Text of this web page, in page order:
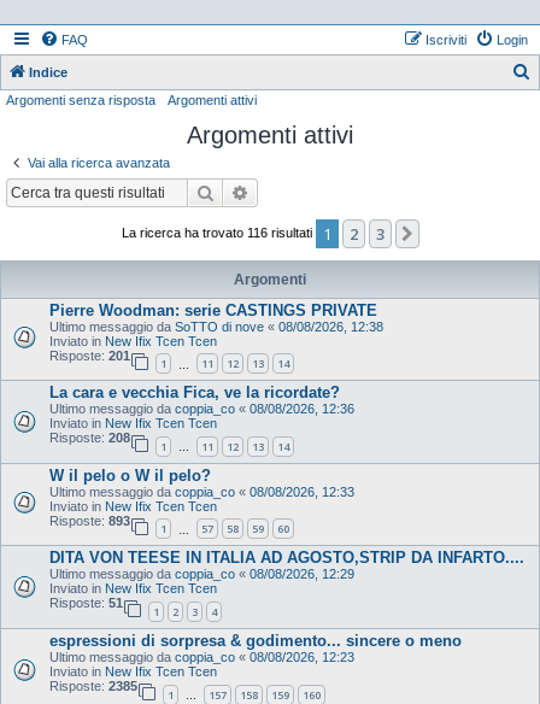
FAQ Login
Iscriviti
Indice
Argomenti senza risposta Argomenti attivi
Argomenti attivi
Vai alla ricerca avanzata
Cerca
La ricerca ha trovato 116 risultati 1 2 3
Argomenti
Pierre Woodman: serie CASTINGS PRIVATE
Ultimo messaggio da SoTTO di nove « 08/08/2026, 12:38
Inviato in New Ifix Tcen Tcen
Risposte: 201
1 11 12 13 14
La cara e vecchia Fica, ve la ricordate?
Ultimo messaggio da coppia_co « 08/08/2026, 12:36
Inviato in New Ifix Tcen Tcen
Risposte: 208
1 … 11 12 13 14
W il pelo o W il pelo?
Ultimo messaggio da coppia_co « 08/08/2026, 12:33
Inviato in New Ifix Tcen Tcen
Risposte: 893
1 57 58 59 60
DITA VON TEESE IN ITALIA AD AGOSTO,STRIP DA INFARTO....
Ultimo messaggio da coppia_co « 08/08/2026, 12:29
Inviato in New Ifix Tcen Tcen
Risposte: 51
1 2 3 4
espressioni di sorpresa & godimento... sincere o meno
Ultimo messaggio da coppia_co « 08/08/2026, 12:23
Inviato in New Ifix Tcen Tcen
Risposte: 2385
1 … 157 158 159 160